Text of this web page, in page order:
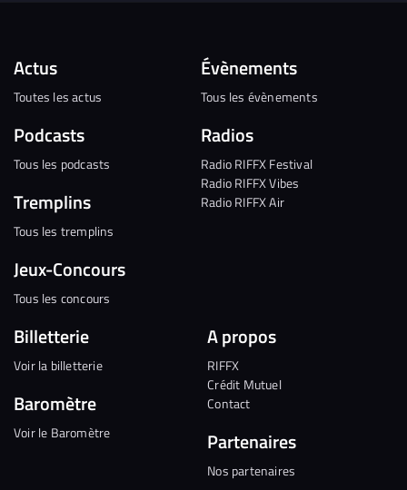
Actus
Toutes les actus
Podcasts
Tous les podcasts
Tremplins
Tous les tremplins
Jeux-Concours
Tous les concours
Évènements
Tous les évènements
Radios
Radio RIFFX Festival
Radio RIFFX Vibes
Radio RIFFX Air
Billetterie
Voir la billetterie
Baromètre
Voir le Baromètre
A propos
RIFFX
Crédit Mutuel
Contact
Partenaires
Nos partenaires